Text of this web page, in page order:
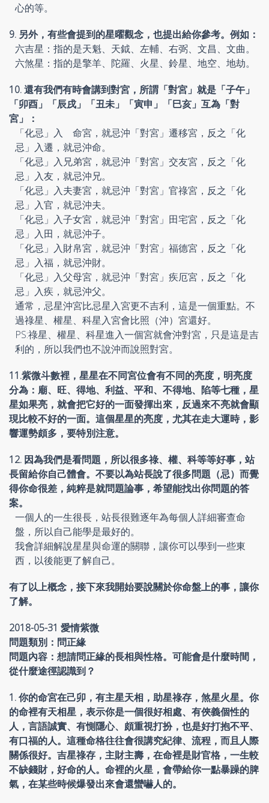
心的等。
9. 另外，有些會提到的星曜觀念，也提出給你參考。例如：
六吉星：指的是天魁、天鉞、左輔、右弼、文昌、文曲。
六煞星：指的是擎羊、陀羅、火星、鈴星、地空、地劫。
10. 還有我們有時會講到對宮，所謂「對宮」就是「子午」
「卯酉」「辰戌」「丑未」「寅申」「巳亥」互為「對
宮」：
「化忌」入 命宮，就忌沖「對宮」遷移宮，反之「化
忌」入遷，就忌沖命。
「化忌」入兄弟宮，就忌沖「對宮」交友宮，反之「化
忌」入友，就忌沖兄。
「化忌」入夫妻宮，就忌沖「對宮」官祿宮，反之「化
忌」入官，就忌沖夫。
「化忌」入子女宮，就忌沖「對宮」田宅宮，反之「化
忌」入田，就忌沖子。
「化忌」入財帛宮，就忌沖「對宮」福德宮，反之「化
忌」入福，就忌沖財。
「化忌」入父母宮，就忌沖「對宮」疾厄宮，反之「化
忌」入疾，就忌沖父。
通常，忌星沖宮比忌星入宮更不吉利，這是一個重點。不
過祿星、權星、科星入宮會比照（沖）宮還好。
PS:祿星、權星、科星進入一個宮就會沖對宮，只是這是吉
利的，所以我們也不說沖而說照對宮。
11.紫微斗數裡，星星在不同宮位會有不同的亮度，明亮度
分為：廟、旺、得地、利益、平和、不得地、陷等七種，星
星如果亮，就會把它好的一面發揮出來，反過來不亮就會顯
現比較不好的一面。這個星星的亮度，尤其在走大運時，影
響運勢頗多，要特別注意。
12. 因為我們是看問題，所以很多祿、權、科等等好事，站
長留給你自己體會。不要以為站長說了很多問題（忌）而覺
得你命很差，純粹是就問題論事，希望能找出你問題的答
案。
一個人的一生很長，站長很難逐年為每個人詳細審查命
盤，所以自己能學是最好的。
我會詳細解說星星與命運的關聯，讓你可以學到一些東
西，以後能更了解自己。
有了以上概念，接下來我開始要說關於你命盤上的事，讓你
了解。
2018-05-31 愛情紫微
問題類別：問正緣
問題內容：想請問正緣的長相與性格。可能會是什麼時間，
從什麼途徑認識到？
1. 你的命宮在己卯，有主星天相，助星祿存，煞星火星。你
的命裡有天相星，表示你是一個很好相處、有俠義個性的
人，言語誠實、有惻隱心、頗重視打扮，也是好打抱不平、
有口福的人。這種命格往往會很講究紀律、流程，而且人際
關係很好。吉星祿存，主財主壽，在命裡是財官格，一生較
不缺錢財，好命的人。命裡的火星，會帶給你一點暴躁的脾
氣，在某些時候爆發出來會還蠻嚇人的。